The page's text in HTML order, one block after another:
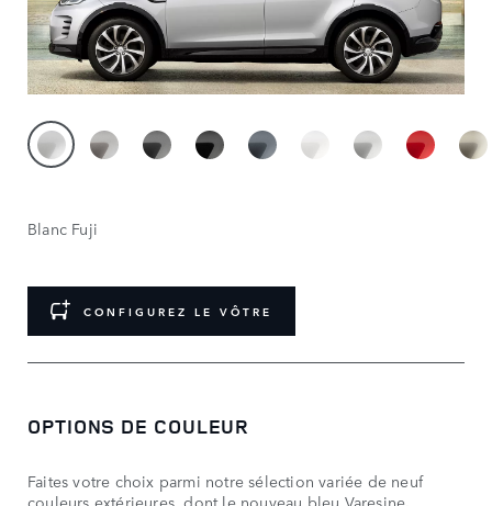
CONFIGUREZ LE VÔTRE
Blanc Fuji
OPTIONS DE COULEUR
Faites votre choix parmi notre sélection variée de neuf